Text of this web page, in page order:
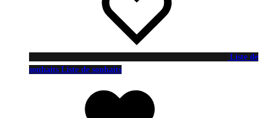
Liste de
souhaits Liste de souhaits